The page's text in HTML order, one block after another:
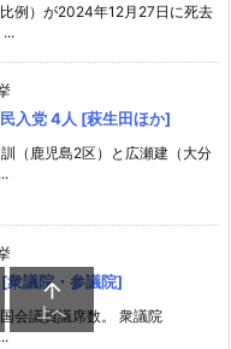
例）が2024年12月27日に死去
入党 4人 [萩生田ほか]
（鹿児島2区）と広瀬建（大分
衆議院・参議院]
会議員議席数。 衆議院

上へ